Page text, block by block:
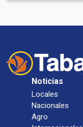
Noticias
Locales
Nacionales
Agro